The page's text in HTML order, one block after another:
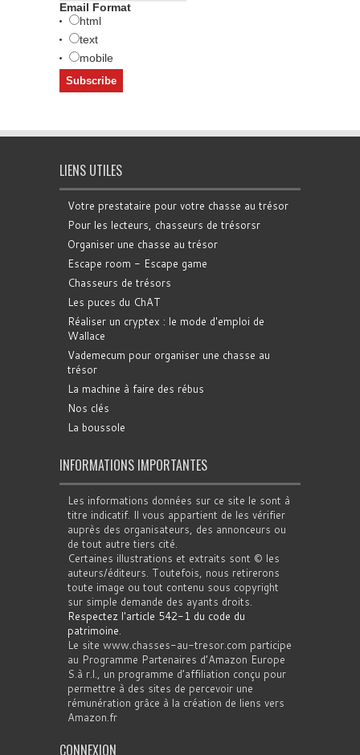
Email Format
html
text
mobile
LIENS UTILES
Votre prestataire pour votre chasse au trésor
Pour les lecteurs, chasseurs de trésorsr
Organiser une chasse au trésor
Escape room - Escape game
Chasseurs de trésors
Les puces du ChAT
Réaliser un cryptex : le mode d'emploi de
Wallace
Vademecum pour organiser une chasse au
trésor
La machine à faire des rébus
Nos clés
La boussole
INFORMATIONS IMPORTANTES
Les informations données sur ce site le sont à
titre indicatif. Il vous appartient de les vérifier
auprès des organisateurs, des annonceurs ou
de tout autre tiers cité.
Certaines illustrations et extraits sont © les
auteurs/éditeurs. Toutefois, nous retirerons
toute image ou tout contenu sous copyright
sur simple demande des ayants droits.
Respectez l'article 542-1 du code du
patrimoine.
Le site www.chasses-au-tresor.com participe
au Programme Partenaires d’Amazon Europe
S.à r.l., un programme d’affiliation conçu pour
permettre à des sites de percevoir une
rémunération grâce à la création de liens vers
Amazon.fr
CONNEXION